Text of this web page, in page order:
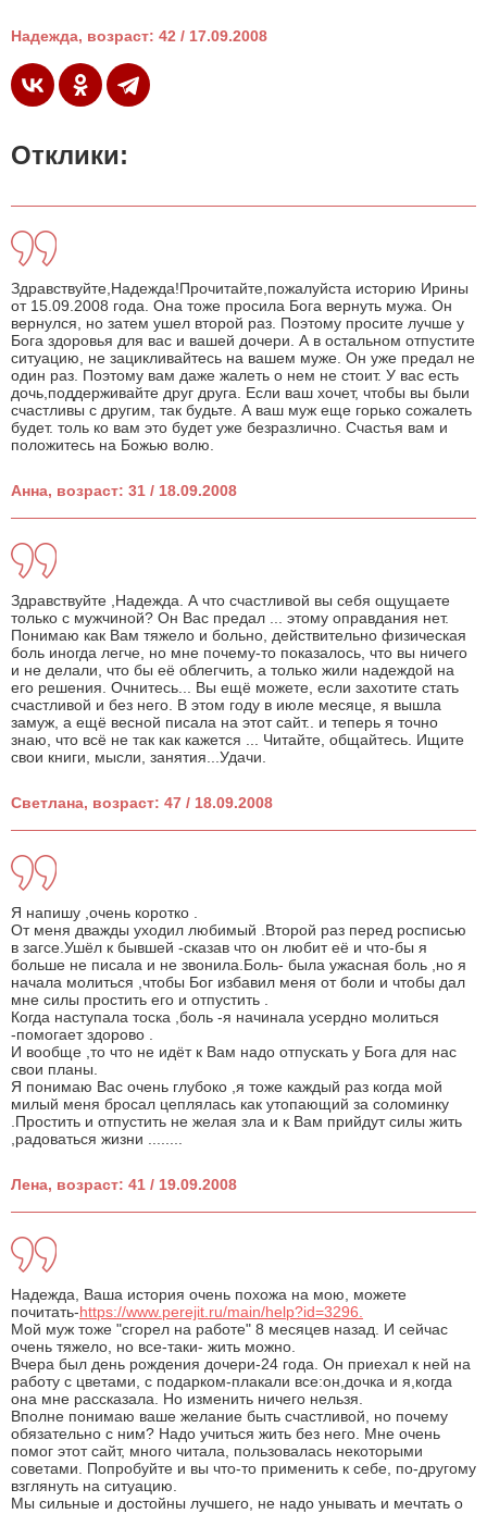
Надежда, возраст: 42 / 17.09.2008
Отклики:
Здравствуйте,Надежда!Прочитайте,пожалуйста историю Ирины
от 15.09.2008 года. Она тоже просила Бога вернуть мужа. Он
вернулся, но затем ушел второй раз. Поэтому просите лучше у
Бога здоровья для вас и вашей дочери. А в остальном отпустите
ситуацию, не зацикливайтесь на вашем муже. Он уже предал не
один раз. Поэтому вам даже жалеть о нем не стоит. У вас есть
дочь,поддерживайте друг друга. Если ваш хочет, чтобы вы были
счастливы с другим, так будьте. А ваш муж еще горько сожалеть
будет. толь ко вам это будет уже безразлично. Счастья вам и
положитесь на Божью волю.
Анна, возраст: 31 / 18.09.2008
Здравствуйте ,Надежда. А что счастливой вы себя ощущаете
только с мужчиной? Он Вас предал ... этому оправдания нет.
Понимаю как Вам тяжело и больно, действительно физическая
боль иногда легче, но мне почему-то показалось, что вы ничего
и не делали, что бы её облегчить, а только жили надеждой на
его решения. Очнитесь... Вы ещё можете, если захотите стать
счастливой и без него. В этом году в июле месяце, я вышла
замуж, а ещё весной писала на этот сайт.. и теперь я точно
знаю, что всё не так как кажется ... Читайте, общайтесь. Ищите
свои книги, мысли, занятия...Удачи.
Светлана, возраст: 47 / 18.09.2008
Я напишу ,очень коротко .
От меня дважды уходил любимый .Второй раз перед росписью
в загсе.Ушёл к бывшей -сказав что он любит её и что-бы я
больше не писала и не звонила.Боль- была ужасная боль ,но я
начала молиться ,чтобы Бог избавил меня от боли и чтобы дал
мне силы простить его и отпустить .
Когда наступала тоска ,боль -я начинала усердно молиться
-помогает здорово .
И вообще ,то что не идёт к Вам надо отпускать у Бога для нас
свои планы.
Я понимаю Вас очень глубоко ,я тоже каждый раз когда мой
милый меня бросал цеплялась как утопающий за соломинку
.Простить и отпустить не желая зла и к Вам прийдут силы жить
,радоваться жизни ........
Лена, возраст: 41 / 19.09.2008
Надежда, Ваша история очень похожа на мою, можете
почитать-https://www.perejit.ru/main/help?id=3296.
Мой муж тоже "сгорел на работе" 8 месяцев назад. И сейчас
очень тяжело, но все-таки- жить можно.
Вчера был день рождения дочери-24 года. Он приехал к ней на
работу с цветами, с подарком-плакали все:он,дочка и я,когда
она мне рассказала. Но изменить ничего нельзя.
Вполне понимаю ваше желание быть счастливой, но почему
обязательно с ним? Надо учиться жить без него. Мне очень
помог этот сайт, много читала, пользовалась некоторыми
советами. Попробуйте и вы что-то применить к себе, по-другому
взглянуть на ситуацию.
Мы сильные и достойны лучшего, не надо унывать и мечтать о